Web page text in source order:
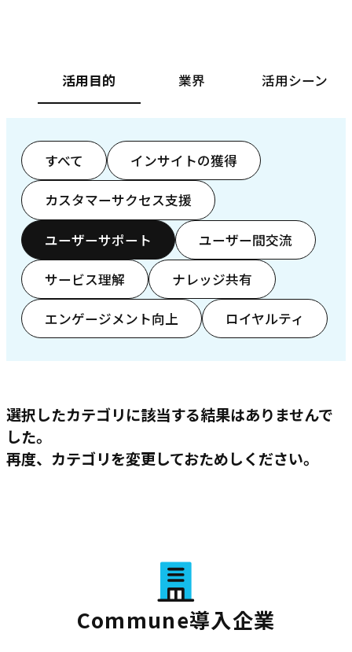
活用目的 業界 活用シーン
すべて インサイトの獲得
カスタマーサクセス支援
ユーザーサポート ユーザー間交流
サービス理解 ナレッジ共有
エンゲージメント向上 ロイヤルティ
選択したカテゴリに該当する結果はありませんで
した。
再度、カテゴリを変更しておためしください。
Commune導入企業